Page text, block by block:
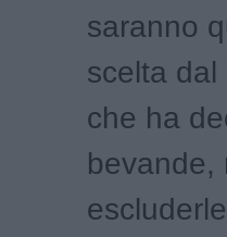
saranno
scelta
che ha
bevande,